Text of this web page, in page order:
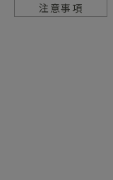
注意事項